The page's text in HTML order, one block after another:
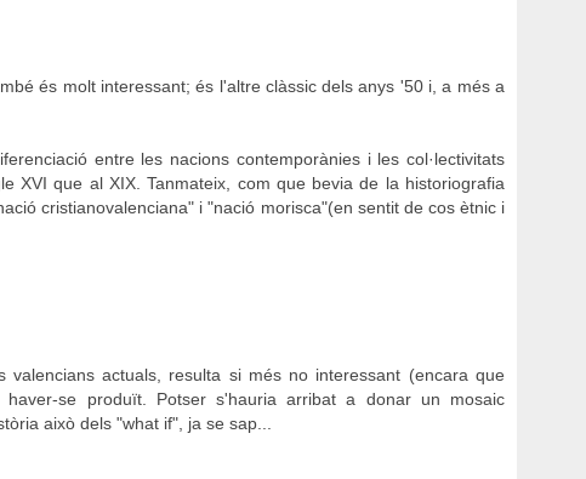
és molt interessant; és l'altre clàssic dels anys '50 i, a més a
entre les nacions contemporànies i les col·lectivitats
XVI que al XIX. Tanmateix, com que bevia de la historiografia
cristianovalenciana" i "nació morisca"(en sentit de cos ètnic i
actuals, resulta si més no interessant (encara que
se produït. Potser s'hauria arribat a donar un mosaic
això dels "what if", ja se sap...